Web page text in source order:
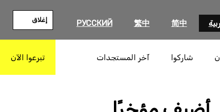
简中
繁中
РУССКИЙ إغلاق
شاركوا آخر المستجدات تبرعوا الآن